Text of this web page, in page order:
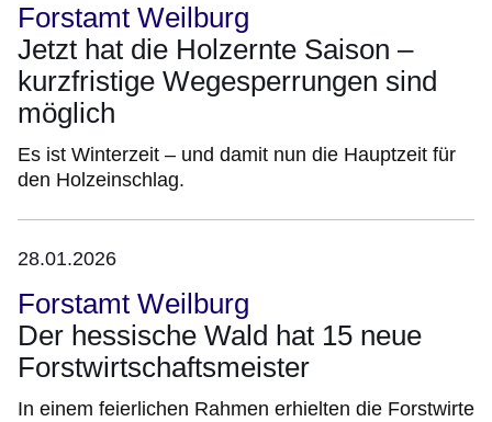
Forstamt Weilburg
Jetzt hat die Holzernte Saison –
kurzfristige Wegesperrungen sind
möglich
Es ist Winterzeit – und damit nun die Hauptzeit für
den Holzeinschlag.
28.01.2026
Forstamt Weilburg
Der hessische Wald hat 15 neue
Forstwirtschaftsmeister
In einem feierlichen Rahmen erhielten die Forstwirte